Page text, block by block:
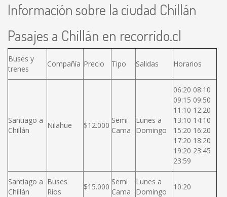
Información sobre la ciudad Chillán
Pasajes a Chillán en recorrido.cl
Buses y
trenes
Compañía Precio Tipo Salidas Horarios
Santiago a
Chillán
Nilahue $12.000
Semi
Cama
Lunes a
Domingo
06:20 08:10
09:15 09:50
11:10 12:20
13:10 14:10
15:20 16:20
17:20 18:20
19:20 23:45
23:59
Santiago a
Chillán
Buses
Ríos
$15.000
Semi
Cama
Lunes a
Domingo
10:20